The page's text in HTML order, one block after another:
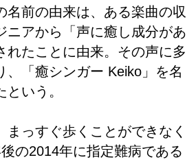
名前の由来は、ある楽曲の収
ニアから「声に癒し成分があ
れたことに由来。その声に多
、「癒シンガー Keiko」を名
いう。
まっすぐ歩くことができなく
の2014年に指定難病である